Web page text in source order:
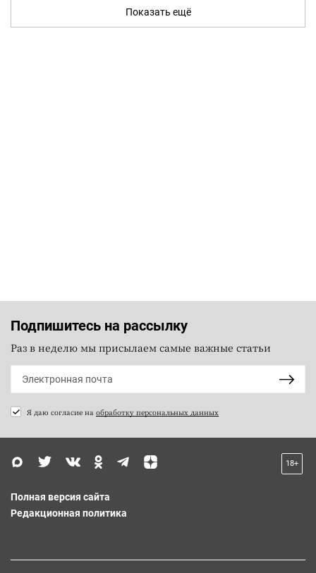
Показать ещё
Подпишитесь на рассылку
Раз в неделю мы присылаем самые важные статьи
Я даю согласие на обработку персональных данных
18+
Полная версия сайта
Редакционная политика